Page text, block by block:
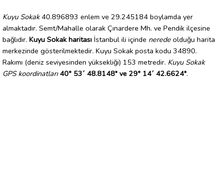
Kuyu Sokak40.896893 enlem ve 29.245184 boylamda yer
almaktadır. Semt/Mahalle olarak Çınardere Mh. ve Pendik ilçesine
bağlıdır. Kuyu Sokak haritası İstanbul ili içinde nerede olduğu harita
merkezinde gösterilmektedir. Kuyu Sokak posta kodu 34890.
Rakımı (deniz seviyesinden yüksekliği) 153 metredir. Kuyu Sokak
GPS koordinatları 40° 53´ 48.8148" ve 29° 14´ 42.6624".